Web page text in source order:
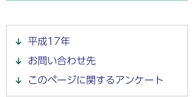
平成17年
お問い合わせ先
このページに関するアンケート